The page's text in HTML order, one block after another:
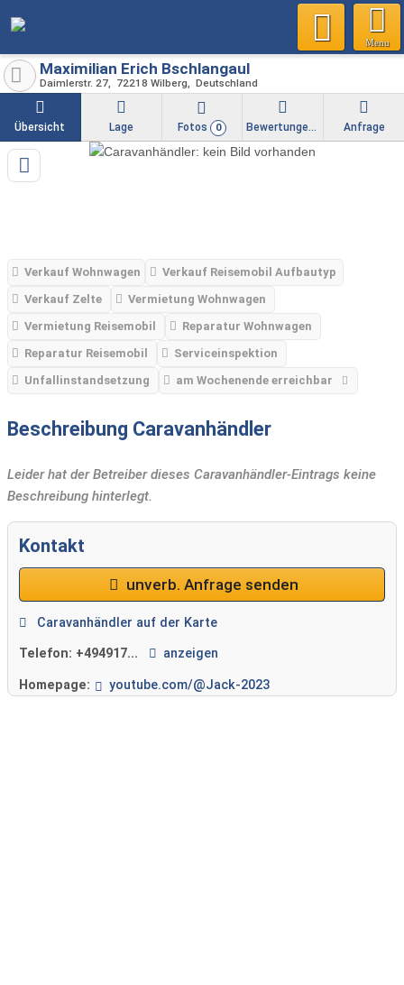
Menu
Maximilian Erich Bschlangaul
Daimlerstr. 27 72218 Wilberg Deutschland
Übersicht Lage Fotos 0 Bewertungen Anfrage
Verkauf Wohnwagen
Verkauf Reisemobil Aufbautyp
Verkauf Zelte
Vermietung Wohnwagen
Vermietung Reisemobil
Reparatur Wohnwagen
Reparatur Reisemobil
Serviceinspektion
Unfallinstandsetzung
am Wochenende erreichbar
Beschreibung Caravanhändler
Leider hat der Betreiber dieses Caravanhändler-Eintrags keine
Beschreibung hinterlegt.
Kontakt
unverb. Anfrage senden
Caravanhändler auf der Karte
Telefon: +494917... anzeigen
Homepage: youtube.com/@Jack-2023